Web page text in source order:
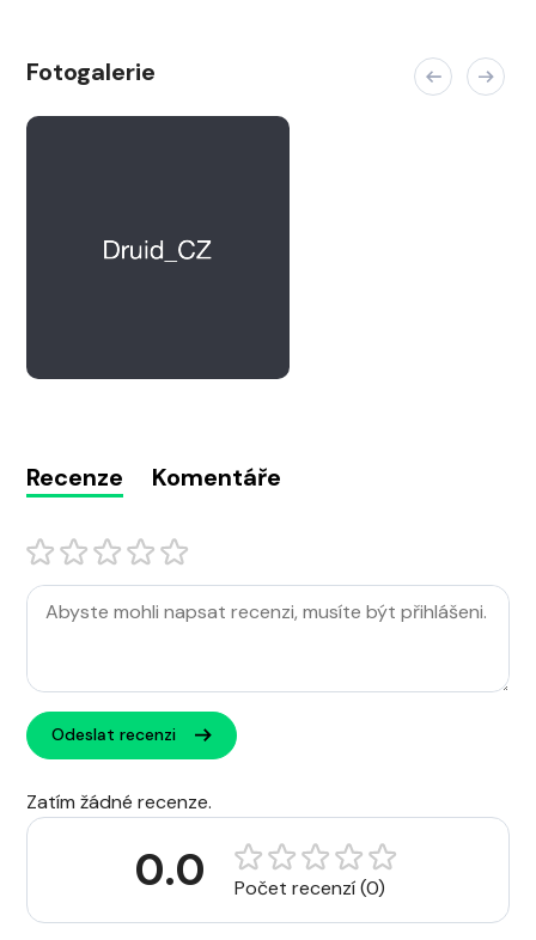
Fotogalerie
Recenze Komentáře
Odeslat recenzi
Zatím žádné recenze.
0.0 Počet recenzí (0)